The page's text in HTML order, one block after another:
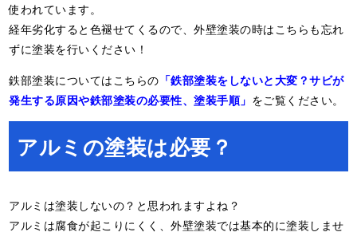
使われています。
経年劣化すると色褪せてくるので、外壁塗装の時はこちらも忘れ
ずに塗装を行いください！
鉄部塗装についてはこちらの 「鉄部塗装をしないと大変？サビが
発生する原因や鉄部塗装の必要性、塗装手順」 をご覧ください。
アルミの塗装は必要？
アルミは塗装しないの？と思われますよね？
アルミは腐食が起こりにくく、外壁塗装では基本的に塗装しませ